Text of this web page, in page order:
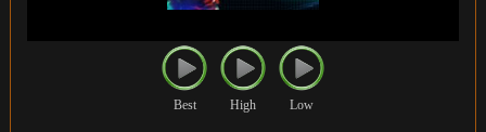
Best High Low